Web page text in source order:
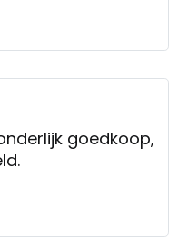
goedkoop,